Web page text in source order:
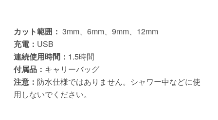
カット範囲： 3mm、6mm、9mm、12mm
充電： USB
連続使用時間： 1.5時間
付属品： キャリーバッグ
注意： 防水仕様ではありません。シャワー中などに使
用しないでください。